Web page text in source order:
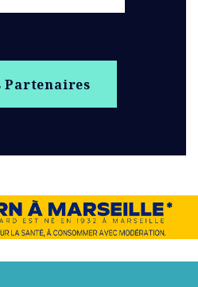
Partenaires